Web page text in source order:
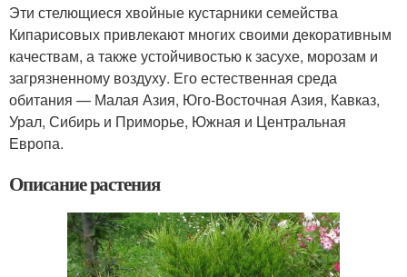
Эти стелющиеся хвойные кустарники семейства
Кипарисовых привлекают многих своими декоративным
качествам, а также устойчивостью к засухе, морозам и
загрязненному воздуху. Его естественная среда
обитания — Малая Азия, Юго-Восточная Азия, Кавказ,
Урал, Сибирь и Приморье, Южная и Центральная
Европа.
Описание растения